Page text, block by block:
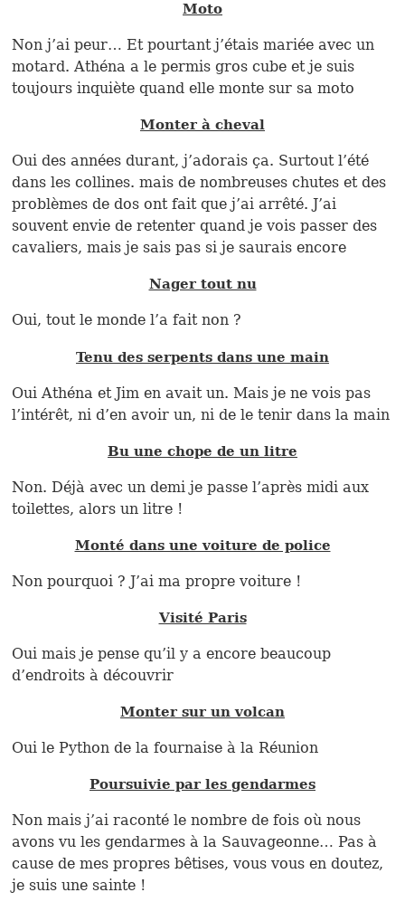
Moto
Non j’ai peur… Et pourtant j’étais mariée avec un
motard. Athéna a le permis gros cube et je suis
toujours inquiète quand elle monte sur sa moto
Monter à cheval
Oui des années durant, j’adorais ça. Surtout l’été
dans les collines. mais de nombreuses chutes et des
problèmes de dos ont fait que j’ai arrêté. J’ai
souvent envie de retenter quand je vois passer des
cavaliers, mais je sais pas si je saurais encore
Nager tout nu
Oui, tout le monde l’a fait non ?
Tenu des serpents dans une main
Oui Athéna et Jim en avait un. Mais je ne vois pas
l’intérêt, ni d’en avoir un, ni de le tenir dans la main
Bu une chope de un litre
Non. Déjà avec un demi je passe l’après midi aux
toilettes, alors un litre !
Monté dans une voiture de police
Non pourquoi ? J’ai ma propre voiture !
Visité Paris
Oui mais je pense qu’il y a encore beaucoup
d’endroits à découvrir
Monter sur un volcan
Oui le Python de la fournaise à la Réunion
Poursuivie par les gendarmes
Non mais j’ai raconté le nombre de fois où nous
avons vu les gendarmes à la Sauvageonne… Pas à
cause de mes propres bêtises, vous vous en doutez,
je suis une sainte !